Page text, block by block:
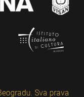
Sva prava